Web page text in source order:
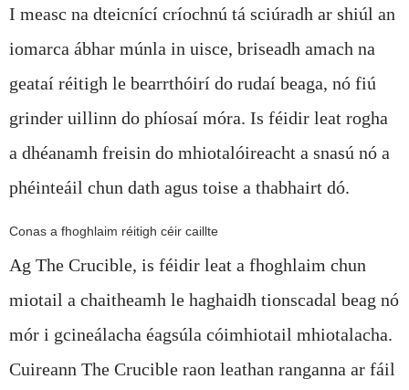
I measc na dteicnící críochnú tá sciúradh ar shiúl an
iomarca ábhar múnla in uisce, briseadh amach na
geataí réitigh le bearrthóirí do rudaí beaga, nó fiú
grinder uillinn do phíosaí móra. Is féidir leat rogha
a dhéanamh freisin do mhiotalóireacht a snasú nó a
phéinteáil chun dath agus toise a thabhairt dó.
Conas a fhoghlaim réitigh céir caillte
Ag The Crucible, is féidir leat a fhoghlaim chun
miotail a chaitheamh le haghaidh tionscadal beag nó
mór i gcineálacha éagsúla cóimhiotail mhiotalacha.
Cuireann The Crucible raon leathan ranganna ar fáil